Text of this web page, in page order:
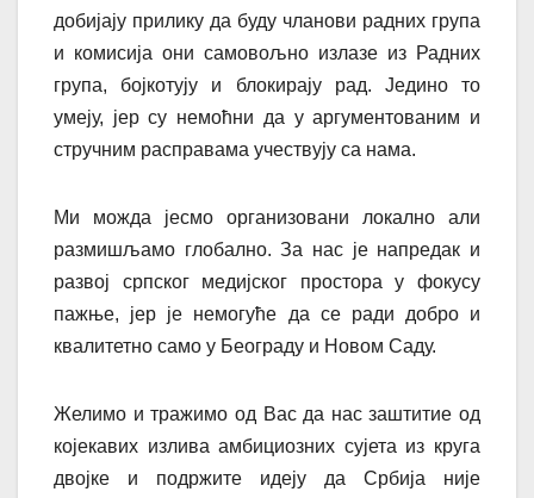
добијају прилику да буду чланови радних група
и комисија они самовољно излазе из Радних
група, бојкотују и блокирају рад. Једино то
умеју, јер су немоћни да у аргументованим и
стручним расправама учествују са нама.
Ми можда јесмо организовани локално али
размишљамо глобално. За нас је напредак и
развој српског медијског простора у фокусу
пажње, јер је немогуће да се ради добро и
квалитетно само у Београду и Новом Саду.
Желимо и тражимо од Вас да нас заштитие од
којекавих излива амбициозних сујета из круга
двојке и подржите идеју да Србија није